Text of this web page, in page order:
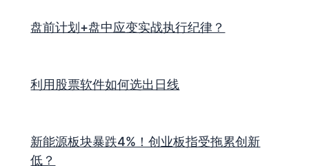
盘前计划+盘中应变实战执行纪律？
利用股票软件如何选出日线
新能源板块暴跌4%！创业板指受拖累创新
低？